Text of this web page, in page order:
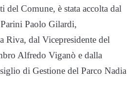
del Comune, è stata accolta dal
Paolo Gilardi,
Riva, dal Vicepresidente del
Alfredo Viganò e dalla
di Gestione del Parco Nadia